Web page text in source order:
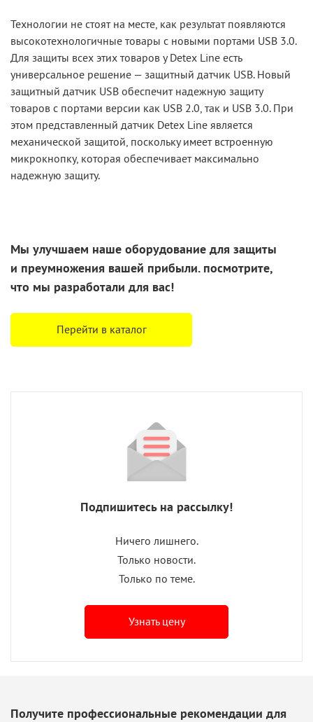
Технологии не стоят на месте, как результат появляются
высокотехнологичные товары с новыми портами USB 3.0.
Для защиты всех этих товаров у Detex Line есть
универсальное решение — защитный датчик USB. Новый
защитный датчик USB обеспечит надежную защиту
товаров с портами версии как USB 2.0, так и USB 3.0. При
этом представленный датчик Detex Line является
механической защитой, поскольку имеет встроенную
микрокнопку, которая обеспечивает максимально
надежную защиту.
Мы улучшаем наше оборудование для защиты
и преумножения вашей прибыли. посмотрите,
что мы разработали для вас!
Перейти в каталог
Подпишитесь на рассылку!
Ничего лишнего.
Только новости.
Только по теме.
Узнать цену
Получите профессиональные рекомендации для